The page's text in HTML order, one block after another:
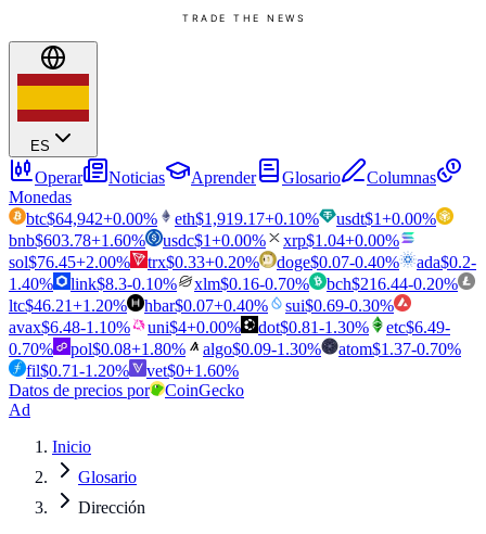
TRADE THE NEWS
ES
Operar Noticias Aprender Glosario
Columnas
Monedas
btc$64,942+0.00% eth$1,919.17+0.10% usdt$1+0.00%
bnb$603.78+1.60% usdc$1+0.00% xrp$1.04+0.00%
sol$76.45+2.00% trx$0.33+0.20% doge$0.07-0.40% ada$0.2-
1.40% link$8.3-0.10% xlm$0.16-0.70% bch$216.44-0.20%
ltc$46.21+1.20% hbar$0.07+0.40% sui$0.69-0.30%
avax$6.48-1.10% uni$4+0.00% dot$0.81-1.30% etc$6.49-
0.70% pol$0.08+1.80% algo$0.09-1.30% atom$1.37-0.70%
fil$0.71-1.20% vet$0+1.60%
Datos de precios por
CoinGecko
Ad
Inicio
Glosario
Dirección